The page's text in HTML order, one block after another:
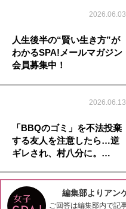
2026.06.03
人生後半の“賢い生き方”が
わかるSPA!メールマガジン
会員募集中！
2026.06.13
「BBQのゴミ」を不法投棄
する友人を注意したら…逆
ギレされ、村八分に。…